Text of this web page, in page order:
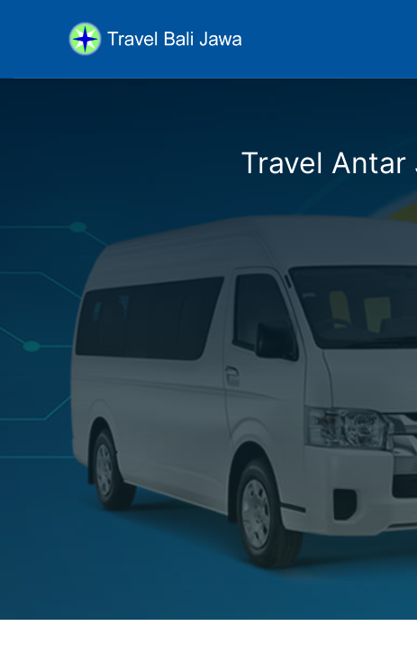
Travel